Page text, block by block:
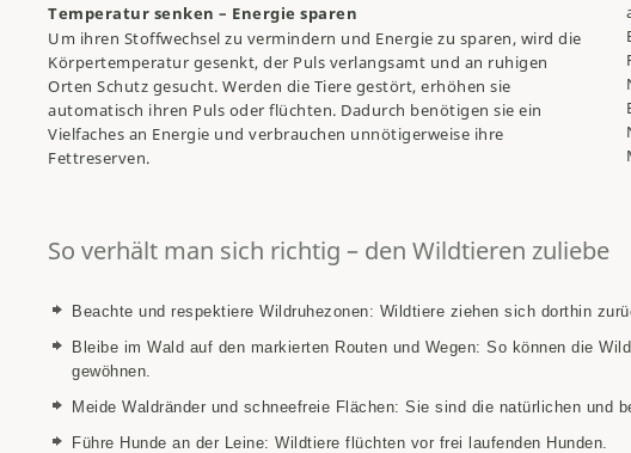
Temperatur senken – Energie sparen
Um ihren Stoffwechsel zu vermindern und Energie zu sparen, wird die
Körpertemperatur gesenkt, der Puls verlangsamt und an ruhigen
Orten Schutz gesucht. Werden die Tiere gestört, erhöhen sie
automatisch ihren Puls oder flüchten. Dadurch benötigen sie ein
Vielfaches an Energie und verbrauchen unnötigerweise ihre
Fettreserven.
So verhält man sich richtig – den Wildtieren zuliebe
Beachte und respektiere Wildruhezonen: Wildtiere ziehen sich dorthin
Bleibe im Wald auf den markierten Routen und Wegen: So können die
gewöhnen.
Meide Waldränder und schneefreie Flächen: Sie sind die natürlichen und
Führe Hunde an der Leine: Wildtiere flüchten vor frei laufenden Hunden.